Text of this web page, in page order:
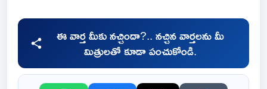
ఈ వార్త మీకు నచ్చిందా?.. నచ్చిన వార్తలను మీ
మిత్రులతో కూడా పంచుకోండి.